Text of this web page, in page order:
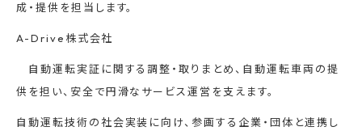
成・提供を担当します。
A-Drive株式会社
自動運転実証に関する調整・取りまとめ、自動運転車両の提
供を担い、安全で円滑なサービス運営を支えます。
自動運転技術の社会実装に向け、参画する企業・団体と連携し